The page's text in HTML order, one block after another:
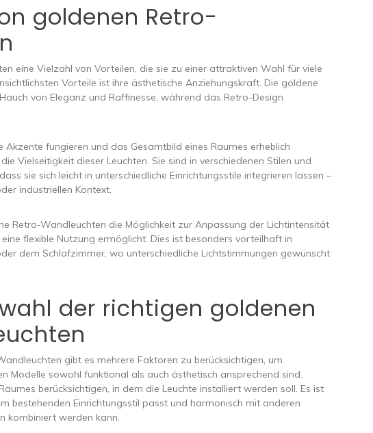
goldenen Retro-
eine Vielzahl von Vorteilen, die sie zu einer attraktiven Wahl für viele
Vorteile ist ihre ästhetische Anziehungskraft. Die goldene
von Eleganz und Raffinesse, während das Retro-Design
Akzente fungieren und das Gesamtbild eines Raumes erheblich
Vielseitigkeit dieser Leuchten. Sie sind in verschiedenen Stilen und
sie sich leicht in unterschiedliche Einrichtungsstile integrieren lassen –
industriellen Kontext.
Retro-Wandleuchten die Möglichkeit zur Anpassung der Lichtintensität
flexible Nutzung ermöglicht. Dies ist besonders vorteilhaft in
dem Schlafzimmer, wo unterschiedliche Lichtstimmungen gewünscht
der richtigen goldenen
gibt es mehrere Faktoren zu berücksichtigen, um
Modelle sowohl funktional als auch ästhetisch ansprechend sind.
berücksichtigen, in dem die Leuchte installiert werden soll. Es ist
bestehenden Einrichtungsstil passt und harmonisch mit anderen
kombiniert werden kann.